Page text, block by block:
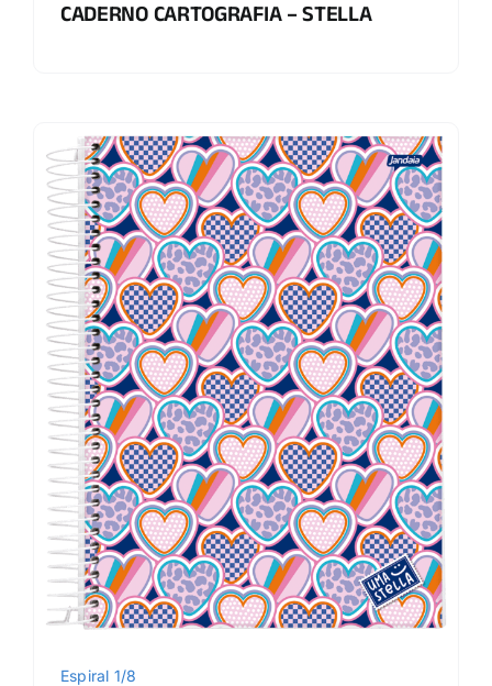
CADERNO CARTOGRAFIA – STELLA
Espiral 1/8